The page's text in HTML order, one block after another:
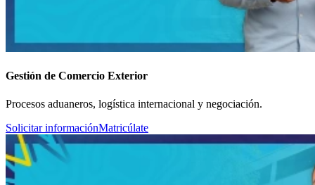
Gestión de Comercio Exterior
Procesos aduaneros, logística internacional y negociación.
Solicitar informaciónMatricúlate